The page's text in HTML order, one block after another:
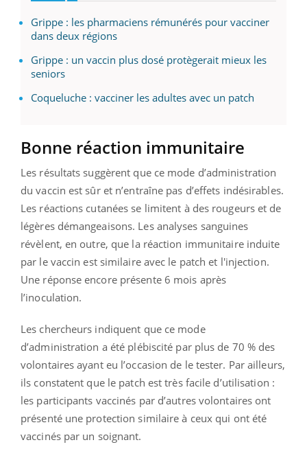
Grippe : les pharmaciens rémunérés pour vacciner
dans deux régions
Grippe : un vaccin plus dosé protègerait mieux les
seniors
Coqueluche : vacciner les adultes avec un patch
Bonne réaction immunitaire
Les résultats suggèrent que ce mode d’administration
du vaccin est sûr et n’entraîne pas d’effets indésirables.
Les réactions cutanées se limitent à des rougeurs et de
légères démangeaisons. Les analyses sanguines
révèlent, en outre, que la réaction immunitaire induite
par le vaccin est similaire avec le patch et l'injection.
Une réponse encore présente 6 mois après
l’inoculation.
Les chercheurs indiquent que ce mode
d’administration a été plébiscité par plus de 70 % des
volontaires ayant eu l’occasion de le tester. Par ailleurs,
ils constatent que le patch est très facile d’utilisation :
les participants vaccinés par d’autres volontaires ont
présenté une protection similaire à ceux qui ont été
vaccinés par un soignant.